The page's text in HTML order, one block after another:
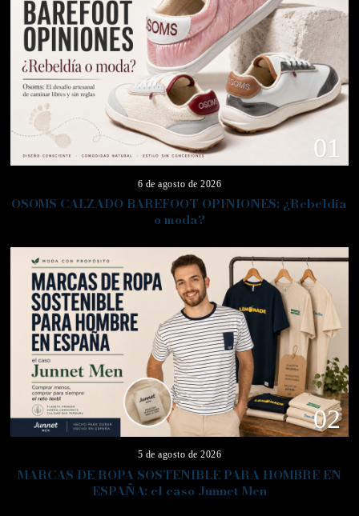
01
6 de agosto de 2026
OSOMS CALZADO BAREFOOT OPINIONES: ¿Rebeldía
o moda?
02
5 de agosto de 2026
MARCAS DE ROPA SOSTENIBLE PARA HOMBRE EN
ESPAÑA: el caso Junnet Men